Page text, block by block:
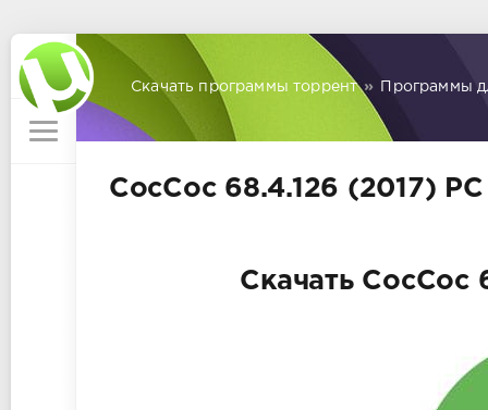
Скачать программы торрент » Программы
CocCoc 68.4.126 (2017)
Скачать CocCoc